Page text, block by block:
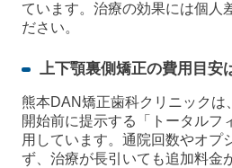
ています。治療の効果には個人
ださい。
上下顎裏側矯正の費用目安
熊本DAN矯正歯科クリニックは
開始前に提示する「トータルフ
用しています。通院回数やオプ
ず、治療が長引いても追加料金